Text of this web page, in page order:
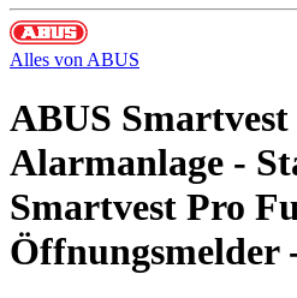
Alles von ABUS
ABUS
Alarmanlage -
Smartvest Pro
Öffnungsmelder